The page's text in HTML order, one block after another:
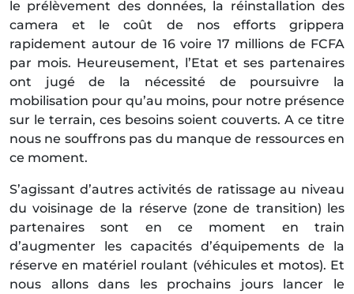
le prélèvement des données, la réinstallation des
camera et le coût de nos efforts grippera
rapidement autour de 16 voire 17 millions de FCFA
par mois. Heureusement, l’Etat et ses partenaires
ont jugé de la nécessité de poursuivre la
mobilisation pour qu’au moins, pour notre présence
sur le terrain, ces besoins soient couverts. A ce titre
nous ne souffrons pas du manque de ressources en
ce moment.
S’agissant d’autres activités de ratissage au niveau
du voisinage de la réserve (zone de transition) les
partenaires sont en ce moment en train
d’augmenter les capacités d’équipements de la
réserve en matériel roulant (véhicules et motos). Et
nous allons dans les prochains jours lancer le